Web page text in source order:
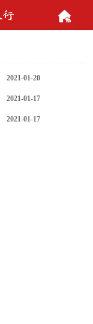
2021-01-20
2021-01-17
2021-01-17